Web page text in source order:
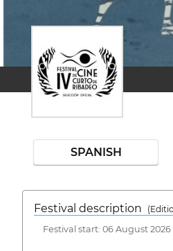
SPANISH
Festival description
Festival start: 06 August